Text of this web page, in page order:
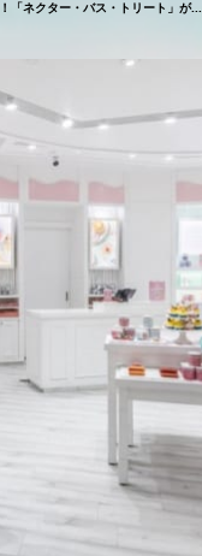
「ネクター・バス・トリート」が...